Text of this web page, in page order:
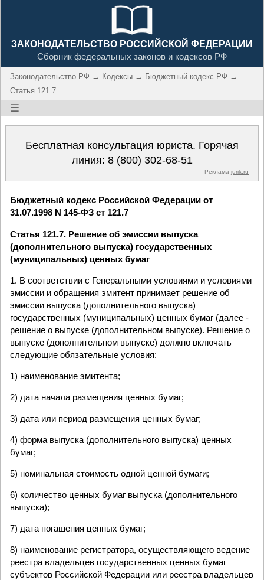
ЗАКОНОДАТЕЛЬСТВО РОССИЙСКОЙ ФЕДЕРАЦИИ
Сборник федеральных законов и кодексов РФ
Законодательство РФ → Кодексы → Бюджетный кодекс РФ →
Статья 121.7
☰
Бесплатная консультация юриста. Горячая
линия: 8 (800) 302-68-51
Реклама jurik.ru
Бюджетный кодекс Российской Федерации от
31.07.1998 N 145-ФЗ ст 121.7
Статья 121.7. Решение об эмиссии выпуска
(дополнительного выпуска) государственных
(муниципальных) ценных бумаг
1. В соответствии с Генеральными условиями и условиями
эмиссии и обращения эмитент принимает решение об
эмиссии выпуска (дополнительного выпуска)
государственных (муниципальных) ценных бумаг (далее -
решение о выпуске (дополнительном выпуске). Решение о
выпуске (дополнительном выпуске) должно включать
следующие обязательные условия:
1) наименование эмитента;
2) дата начала размещения ценных бумаг;
3) дата или период размещения ценных бумаг;
4) форма выпуска (дополнительного выпуска) ценных
бумаг;
5) номинальная стоимость одной ценной бумаги;
6) количество ценных бумаг выпуска (дополнительного
выпуска);
7) дата погашения ценных бумаг;
8) наименование регистратора, осуществляющего ведение
реестра владельцев государственных ценных бумаг
субъектов Российской Федерации или реестра владельцев